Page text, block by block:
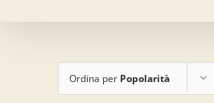
Ordina per Popolarità